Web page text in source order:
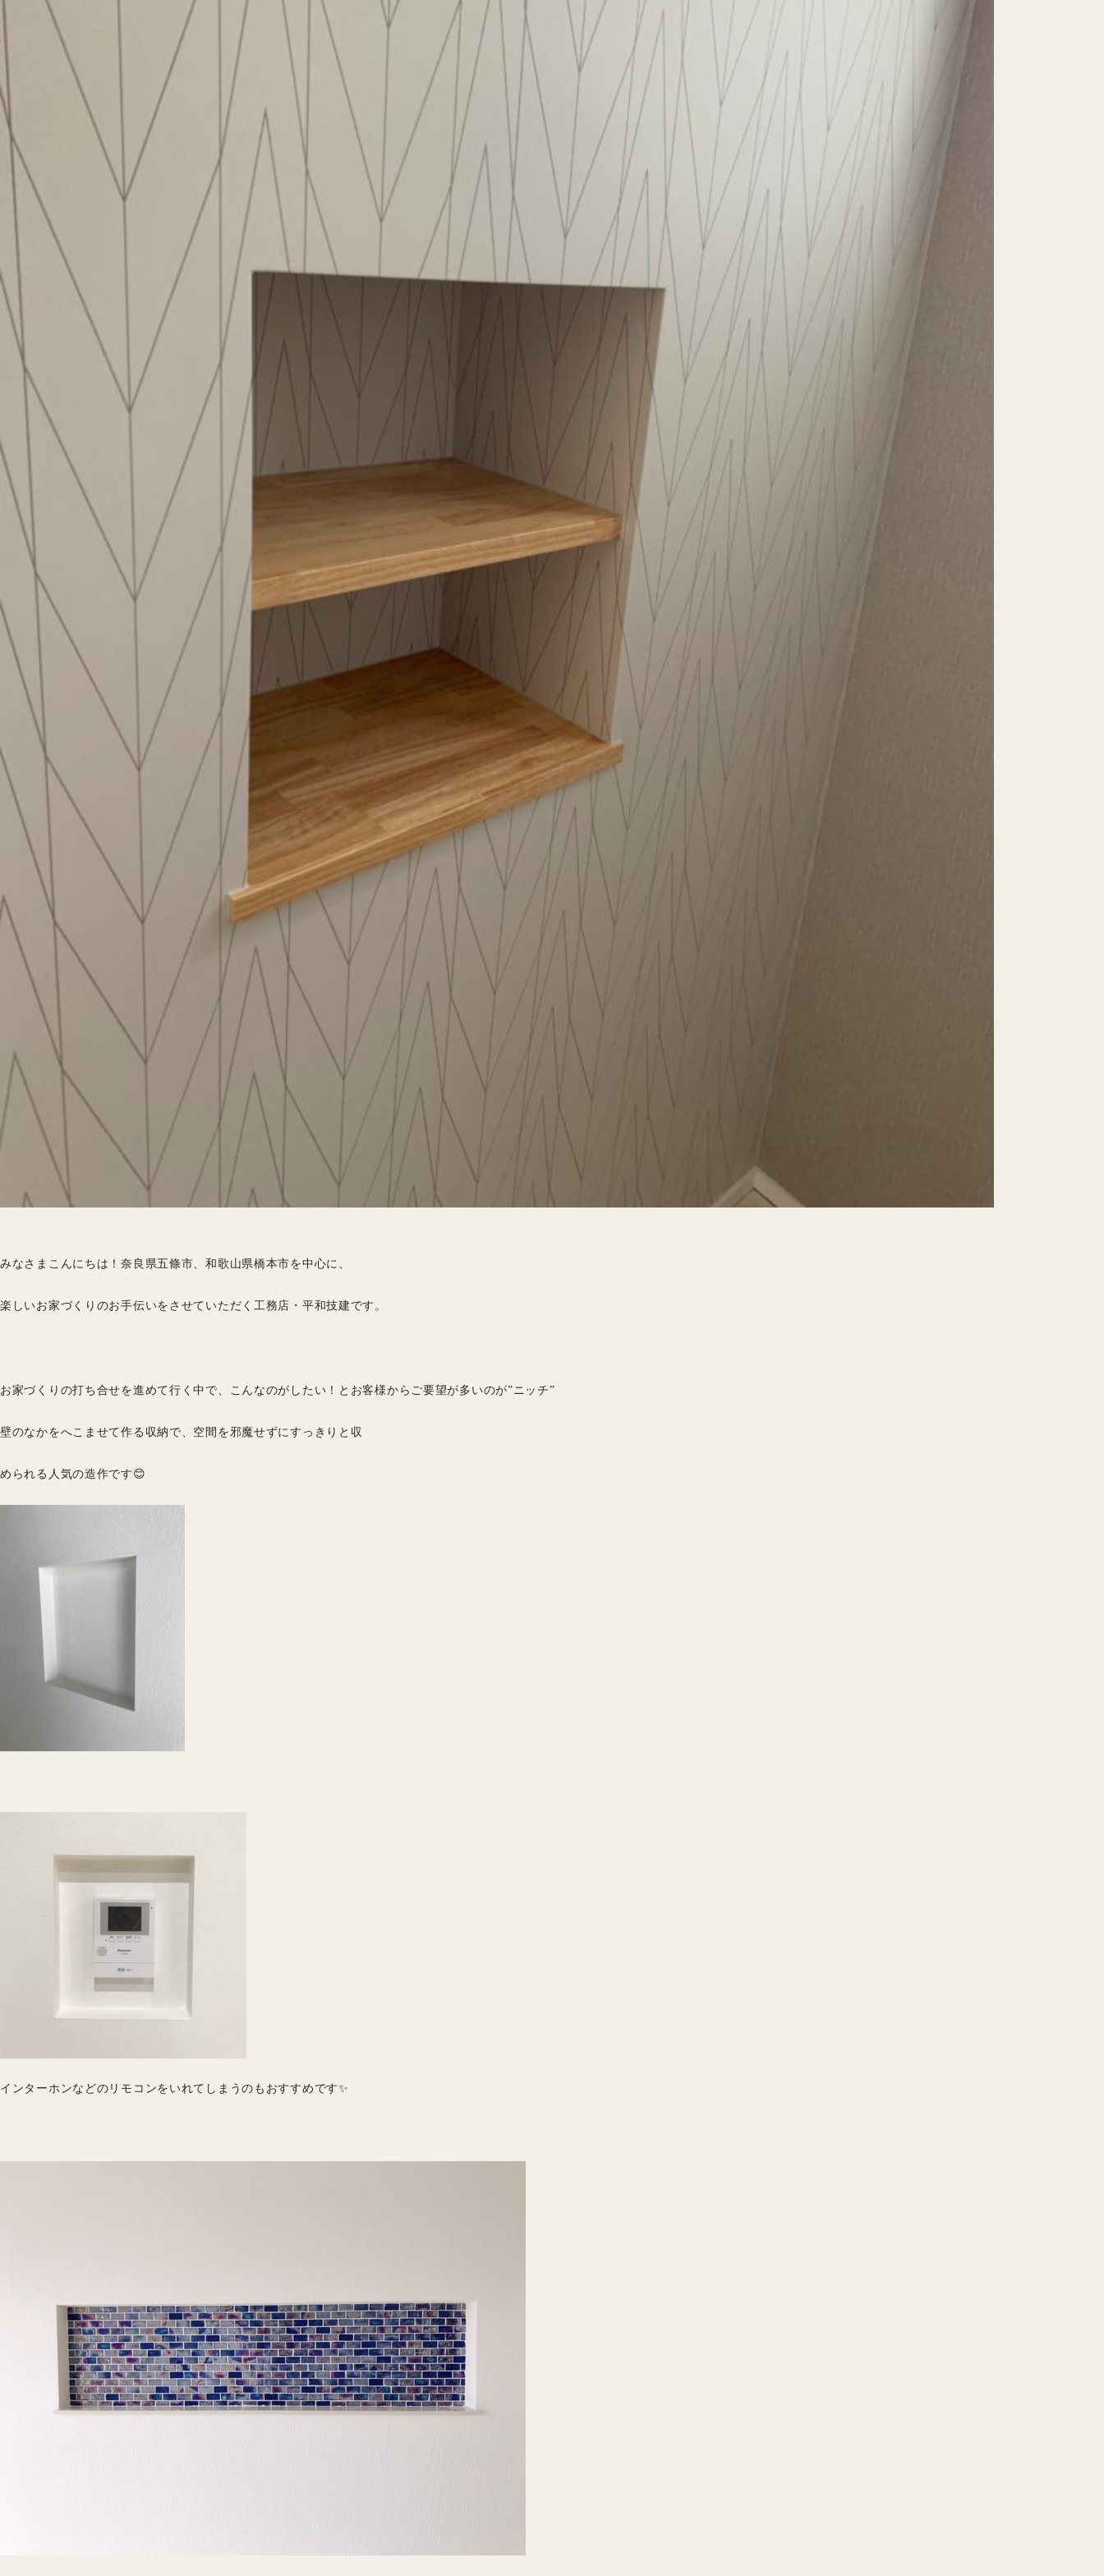
みなさまこんにちは！奈良県五條市、和歌山県橋本市を中心に、
楽しいお家づくりのお手伝いを させていただく工務店・ 平和技建 です。
お家づくりの打ち合せを進めて行く中で、こんなのがしたい！とお客様からご要望が多いのが”ニッチ”
壁のなかをへこませて作る収納で、空間を邪魔せずにすっきりと収
められる人気の造作です😊
インターホンなどのリモコンをいれてしまうのもおすすめです✨